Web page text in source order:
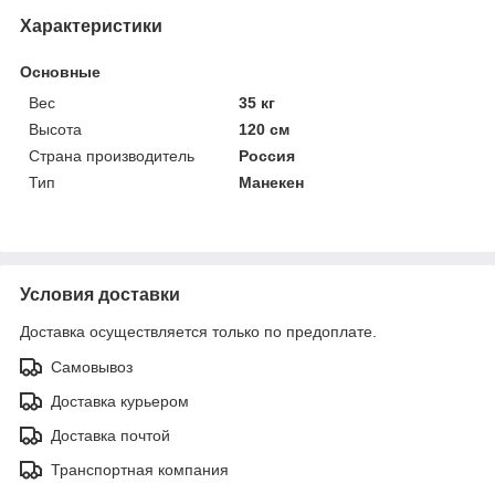
Характеристики
Основные
Вес
35 кг
Высота
120 см
Страна производитель
Россия
Тип
Манекен
Условия доставки
Доставка осуществляется только по предоплате.
Самовывоз
Доставка курьером
Доставка почтой
Транспортная компания